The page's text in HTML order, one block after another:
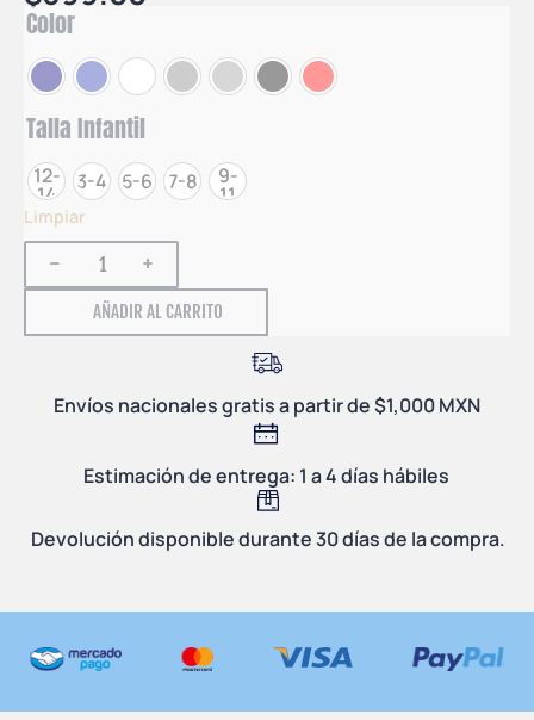
Color
Talla Infantil
12-
14 3-4 5-6 7-8 9-
11
Limpiar
- +
AÑADIR AL CARRITO
Envíos nacionales gratis a partir de $1,000 MXN
Estimación de entrega: 1 a 4 días hábiles
Devolución disponible durante 30 días de la compra.